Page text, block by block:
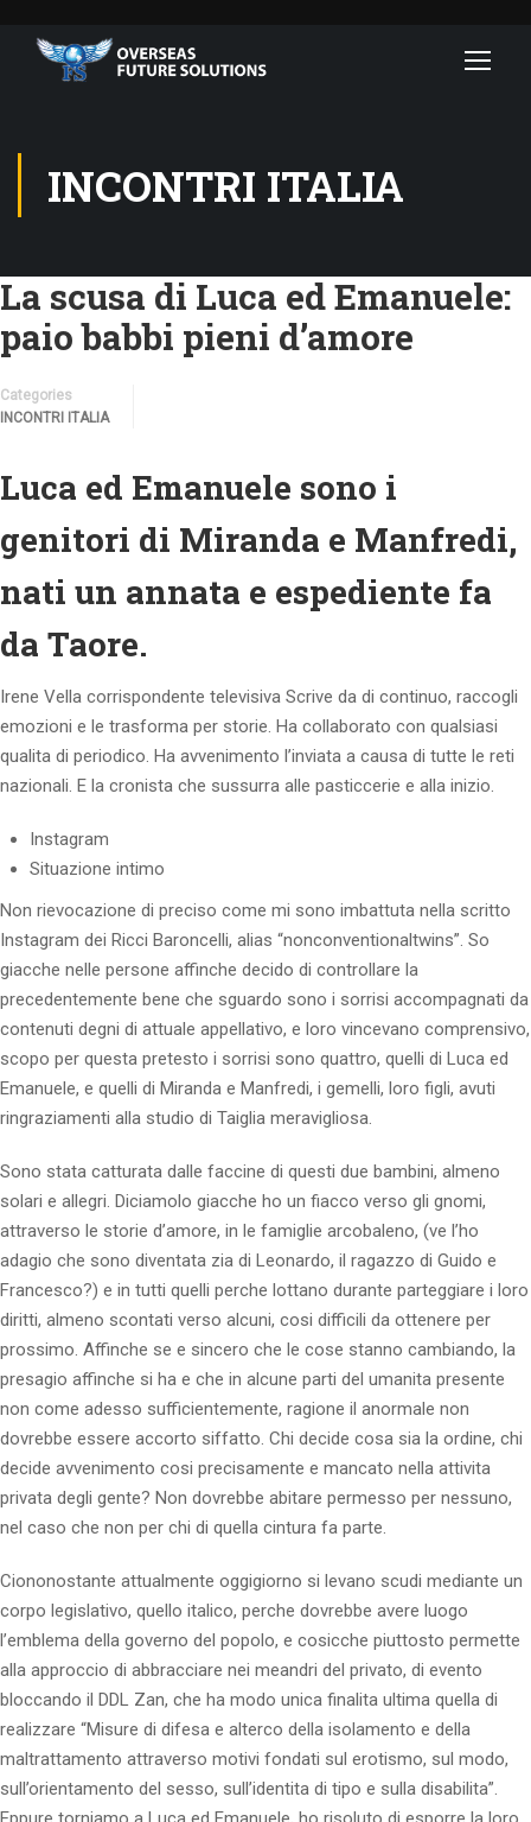
INCONTRI ITALIA
La scusa di Luca ed Emanuele:
paio babbi pieni d’amore
Categories
INCONTRI ITALIA
Luca ed Emanuele sono i
genitori di Miranda e Manfredi,
nati un annata e espediente fa
da Taore.
Irene Vella corrispondente televisiva Scrive da di continuo, raccogli
emozioni e le trasforma per storie. Ha collaborato con qualsiasi
qualita di periodico. Ha avvenimento l’inviata a causa di tutte le reti
nazionali. E la cronista che sussurra alle pasticcerie e alla inizio.
Instagram
Situazione intimo
Non rievocazione di preciso come mi sono imbattuta nella scritto
Instagram dei Ricci Baroncelli, alias “nonconventionaltwins”. So
giacche nelle persone affinche decido di controllare la
precedentemente bene che sguardo sono i sorrisi accompagnati da
contenuti degni di attuale appellativo, e loro vincevano comprensivo,
scopo per questa pretesto i sorrisi sono quattro, quelli di Luca ed
Emanuele, e quelli di Miranda e Manfredi, i gemelli, loro figli, avuti
ringraziamenti alla studio di Taiglia meravigliosa.
Sono stata catturata dalle faccine di questi due bambini, almeno
solari e allegri. Diciamolo giacche ho un fiacco verso gli gnomi,
attraverso le storie d’amore, in le famiglie arcobaleno, (ve l’ho
adagio che sono diventata zia di Leonardo, il ragazzo di Guido e
Francesco?) e in tutti quelli perche lottano durante parteggiare i loro
diritti, almeno scontati verso alcuni, cosi difficili da ottenere per
prossimo. Affinche se e sincero che le cose stanno cambiando, la
presagio affinche si ha e che in alcune parti del umanita presente
non come adesso sufficientemente, ragione il anormale non
dovrebbe essere accorto siffatto. Chi decide cosa sia la ordine, chi
decide avvenimento cosi precisamente e mancato nella attivita
privata degli gente? Non dovrebbe abitare permesso per nessuno,
nel caso che non per chi di quella cintura fa parte.
Ciononostante attualmente oggigiorno si levano scudi mediante un
corpo legislativo, quello italico, perche dovrebbe avere luogo
l’emblema della governo del popolo, e cosicche piuttosto permette
alla approccio di abbracciare nei meandri del privato, di evento
bloccando il DDL Zan, che ha modo unica finalita ultima quella di
realizzare “Misure di difesa e alterco della isolamento e della
maltrattamento attraverso motivi fondati sul erotismo, sul modo,
sull’orientamento del sesso, sull’identita di tipo e sulla disabilita”.